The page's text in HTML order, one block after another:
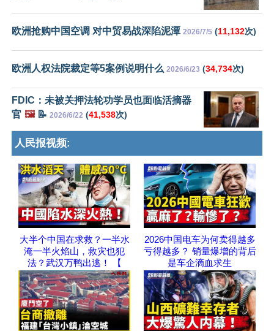
欧洲抢购中国空调 对中贸易战深陷泥潭 2026/7/5 (11,132次)
欧洲人权法院裁定等5案例说明什么 2026/6/23 (34,734次)
FDIC：未被关押法轮功学员也面临活摘器
官 🖼️📝 2026/6/22 (41,538次)
人民报视频:
大半个中国在求救？一半水
淹一半火焰山，救灾也犯
法？武汉万鸭出逃！ 【
2026中国电车为何卖得越多
亏得越多？ 销量爆增的背后
是车企滴血求生